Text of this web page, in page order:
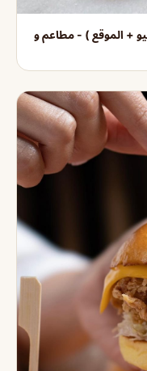
+ الموقع ) - مطاعم و